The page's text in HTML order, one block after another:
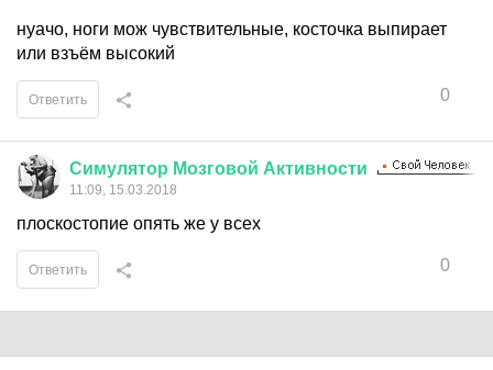
нуачо, ноги мож чувствительные, косточка выпирает
или взъём высокий
0
Ответить
Симулятор Мозговой Активности
11:09, 15.03.2018
плоскостопие опять же у всех
0
Ответить